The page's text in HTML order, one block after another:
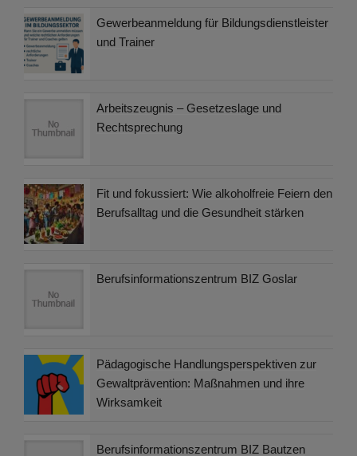
Gewerbeanmeldung für Bildungsdienstleister
und Trainer
Arbeitszeugnis – Gesetzeslage und
Rechtsprechung
Fit und fokussiert: Wie alkoholfreie Feiern den
Berufsalltag und die Gesundheit stärken
Berufsinformationszentrum BIZ Goslar
Pädagogische Handlungsperspektiven zur
Gewaltprävention: Maßnahmen und ihre
Wirksamkeit
Berufsinformationszentrum BIZ Bautzen